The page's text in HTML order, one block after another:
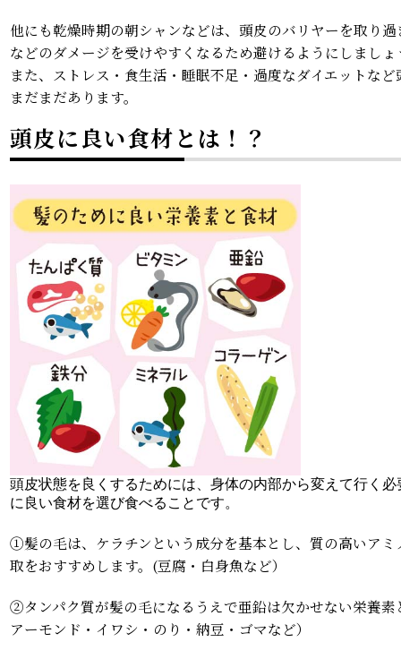
他にも乾燥時期の朝シャンなどは、頭皮のバリヤーを取り
などのダメージを受けやすくなるため避けるようにしましょ
また、ストレス・食生活・睡眠不足・過度なダイエットな
まだまだあります。
頭皮に良い食材とは！？
頭皮状態を良くするためには、身体の内部から変えて行く
に良い食材を選び食べることです。
①髪の毛は、ケラチンという成分を基本とし、質の高いアミ
取をおすすめします。(豆腐・白身魚など）
②タンパク質が髪の毛になるうえで亜鉛は欠かせない栄養
アーモンド・イワシ・のり・納豆・ゴマなど）